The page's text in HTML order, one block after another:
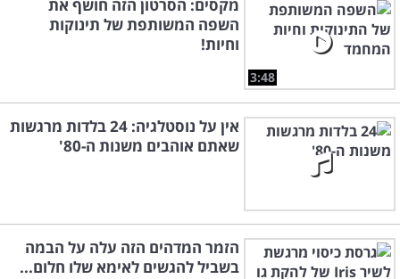
3:48
מקסים: הסרטון הזה חושף את
השפה המשותפת של תינוקות
וחיות!
אין על נוסטלגיה: 24 בלדות מרגשות
שאתם אוהבים משנות ה-80'
הזמר המדהים הזה עלה על הבמה
בשביל להגשים לאימא שלו חלום...